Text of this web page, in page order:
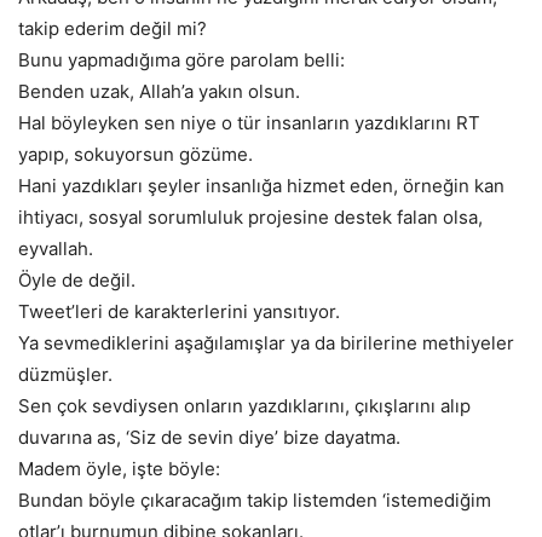
takip ederim değil mi?
Bunu yapmadığıma göre parolam belli:
Benden uzak, Allah’a yakın olsun.
Hal böyleyken sen niye o tür insanların yazdıklarını RT
yapıp, sokuyorsun gözüme.
Hani yazdıkları şeyler insanlığa hizmet eden, örneğin kan
ihtiyacı, sosyal sorumluluk projesine destek falan olsa,
eyvallah.
Öyle de değil.
Tweet’leri de karakterlerini yansıtıyor.
Ya sevmediklerini aşağılamışlar ya da birilerine methiyeler
düzmüşler.
Sen çok sevdiysen onların yazdıklarını, çıkışlarını alıp
duvarına as, ‘Siz de sevin diye’ bize dayatma.
Madem öyle, işte böyle:
Bundan böyle çıkaracağım takip listemden ‘istemediğim
otlar’ı burnumun dibine sokanları.